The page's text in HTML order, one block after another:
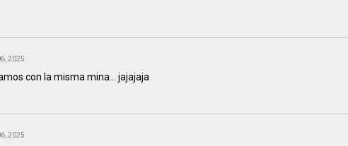
2025
con la misma mina... jajajaja
2025